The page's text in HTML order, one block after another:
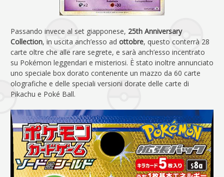
Passando invece al set giapponese, 25th Anniversary
Collection, in uscita anch’esso ad ottobre, questo conterrà 28
carte oltre che alle rare segrete, e sarà anch’esso incentrato
su Pokémon leggendari e misteriosi. È stato inoltre annunciato
uno speciale box dorato contenente un mazzo da 60 carte
olografiche e delle speciali versioni dorate delle carte di
Pikachu e Poké Ball.